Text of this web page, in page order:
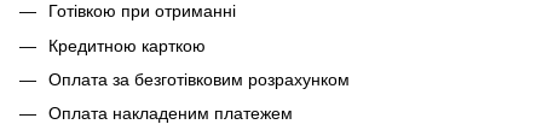
Готівкою при отриманні
Кредитною карткою
Оплата за безготівковим розрахунком
Оплата накладеним платежем